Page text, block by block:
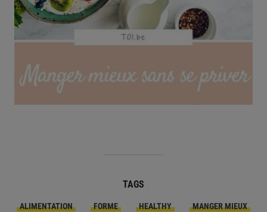
TAGS
ALIMENTATION FORME HEALTHY
MANGER MIEUX